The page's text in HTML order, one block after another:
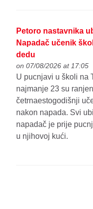
Petoro nastavnika
Napadač učenik
dedu
on 07/08/2026 at 17:05
U pucnjavi u školi na
najmanje 23 su
četrnaestogodišnji
nakon napada. Svi
napadač je prije
u njihovoj kući.